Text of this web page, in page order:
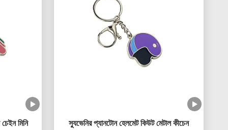
মিনি
স্যুভেনির প্যানটোন হেলমেট কিউট মেটাল কীচেন